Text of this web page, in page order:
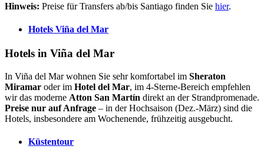
Hinweis: Preise für Transfers ab/bis Santiago finden Sie hier.
Hotels Viña del Mar
Hotels in Viña del Mar
In Viña del Mar wohnen Sie sehr komfortabel im Sheraton
Miramar oder im Hotel del Mar, im 4-Sterne-Bereich empfehlen
wir das moderne Atton San Martín direkt an der Strandpromenade.
Preise nur auf Anfrage – in der Hochsaison (Dez.-März) sind die
Hotels, insbesondere am Wochenende, frühzeitig ausgebucht.
Küstentour